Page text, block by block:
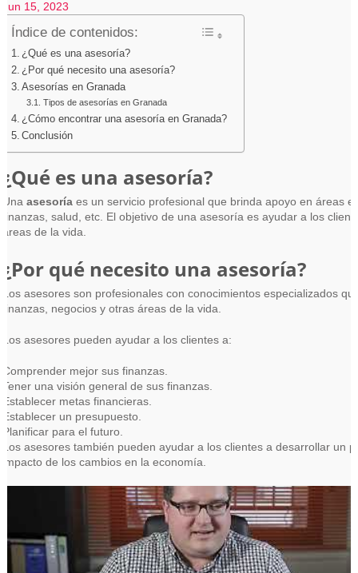
Jun 15, 2023
Índice de contenidos:
¿Qué es una asesoría?
¿Por qué necesito una asesoría?
Asesorías en Granada
Tipos de asesorías en Granada
¿Cómo encontrar una asesoría en Granada?
Conclusión
¿Qué es una asesoría?
Una asesoríaes un servicio profesional que brinda apoyo en áreas
finanzas, salud, etc. El objetivo de una asesoría es ayudar a los
áreas de la vida.
¿Por qué necesito una asesoría?
Los asesores son profesionales con conocimientos especializados
finanzas, negocios y otras áreas de la vida.
Los asesores pueden ayudar a los clientes a:
Comprender mejor sus finanzas.
Tener una visión general de sus finanzas.
Establecer metas financieras.
Establecer un presupuesto.
Planificar para el futuro.
Los asesores también pueden ayudar a los clientes a desarrollar
impacto de los cambios en la economía.